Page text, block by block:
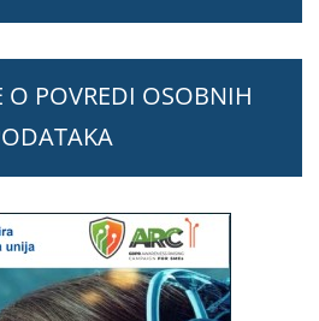
O POVREDI OSOBNIH